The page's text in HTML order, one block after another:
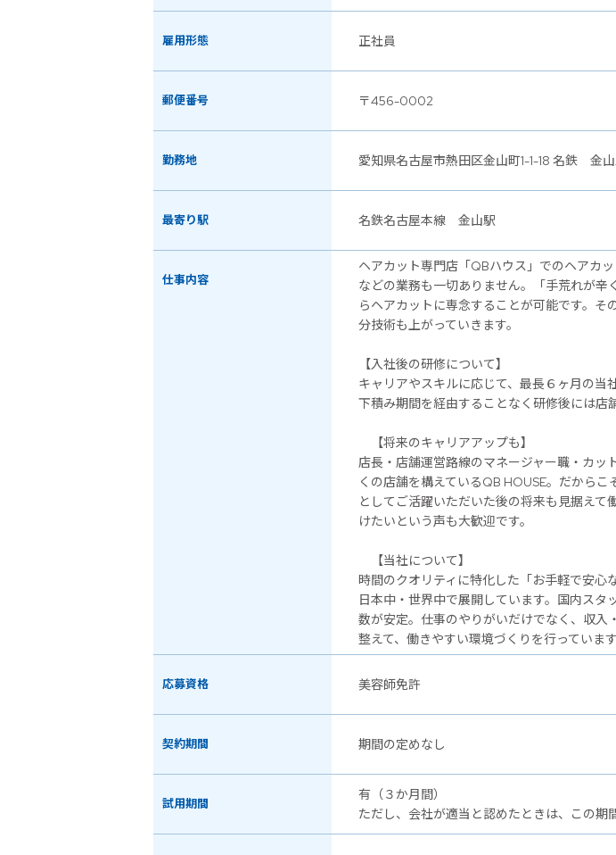
雇用形態 正社員
郵便番号 〒456-0002
勤務地 愛知県名古屋市熱田区金山町1-1-18 名鉄 金山
最寄り駅 名鉄名古屋本線 金山駅
仕事内容
ヘアカット専門店「QBハウス」でのヘアカ
などの業務も一切ありません。「手荒れが
らヘアカットに専念することが可能です。
分技術も上がっていきます。
【入社後の研修について】
キャリアやスキルに応じて、最長６ヶ月の当
下積み期間を経由することなく研修後には店
【将来のキャリアアップも】
店長・店舗運営路線のマネージャー職・カッ
くの店舗を構えているQB HOUSE。だから
としてご活躍いただいた後の将来も見据え
けたいという声も大歓迎です。
【当社について】
時間のクオリティに特化した「お手軽で安心
日本中・世界中で展開しています。国内ス
数が安定。仕事のやりがいだけでなく、収
整えて、働きやすい環境づくりを行っています
応募資格 美容師免許
契約期間 期間の定めなし
試用期間
有（３か月間）
ただし、会社が適当と認めたときは、この期